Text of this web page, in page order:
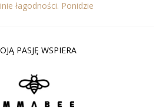
łagodności. Ponidzie
PASJĘ WSPIERA